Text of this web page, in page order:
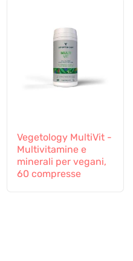
Vegetology MultiVit -
Multivitamine e
minerali per vegani,
60 compresse